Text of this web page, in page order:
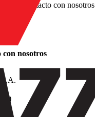
en contacto con nosotros
con nosotros